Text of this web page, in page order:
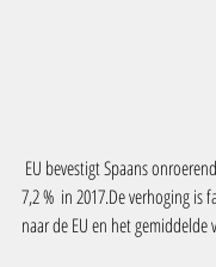
7,2 %  in 2017.De verhoging is
naar de EU en het gemiddelde